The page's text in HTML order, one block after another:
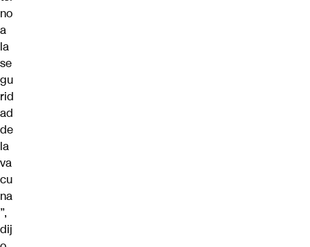
no
a
la
se
gu
rid
ad
de
la
va
cu
na
”,
dij